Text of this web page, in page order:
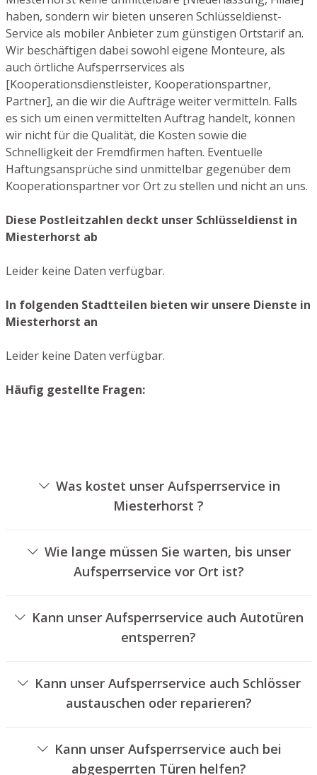
haben, sondern wir bieten unseren Schlüsseldienst-
Service als mobiler Anbieter zum günstigen Ortstarif an.
Wir beschäftigen dabei sowohl eigene Monteure, als
auch örtliche Aufsperrservices als
[Kooperationsdienstleister, Kooperationspartner,
Partner], an die wir die Aufträge weiter vermitteln. Falls
es sich um einen vermittelten Auftrag handelt, können
wir nicht für die Qualität, die Kosten sowie die
Schnelligkeit der Fremdfirmen haften. Eventuelle
Haftungsansprüche sind unmittelbar gegenüber dem
Kooperationspartner vor Ort zu stellen und nicht an uns.
Diese Postleitzahlen deckt unser Schlüsseldienst in
Miesterhorst ab
Leider keine Daten verfügbar.
In folgenden Stadtteilen bieten wir unsere Dienste in
Miesterhorst an
Leider keine Daten verfügbar.
Häufig gestellte Fragen:
Was kostet unser Aufsperrservice in
Miesterhorst ?
hängen von verschiedenen Optionen ab, wie zum
Beispiel der Art des Zylinders, der Dauer der Arbeiten
und eventuellen Anfahrtskosten. Wir bieten unseren
Wie lange müssen Sie warten, bis unser
Aufsperrservice vor Ort ist?
innerhalb von 30 Minuten vor Ort. Die tatsächliche
Wartezeit hängt von der Entfernung des Einsatzortes zu
unserem Unternehmen und den örtlichen
Kann unser Aufsperrservice auch Autotüren
entsperren?
Kann unser Aufsperrservice auch Schlösser
austauschen oder reparieren?
von Schlössern an.
Kann unser Aufsperrservice auch bei
abgesperrten Türen helfen?